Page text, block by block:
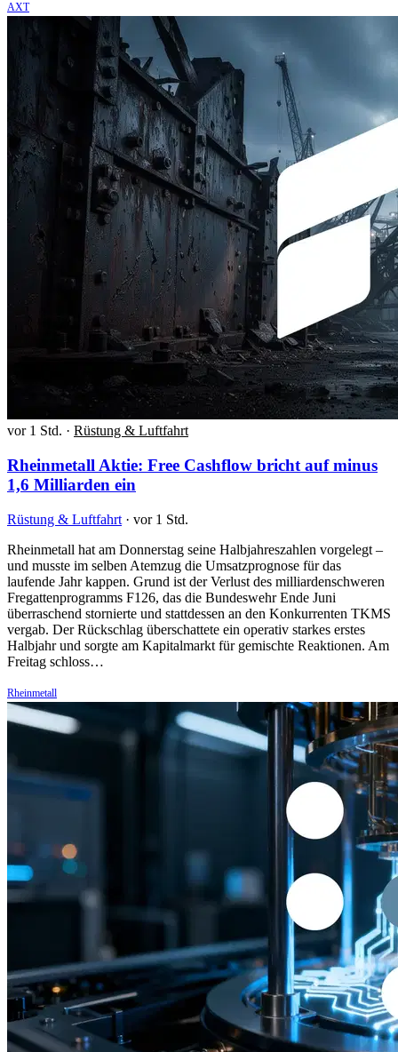
AXT
vor 1 Std. · Rüstung & Luftfahrt
Rheinmetall Aktie: Free Cashflow bricht auf minus
1,6 Milliarden ein
Rüstung & Luftfahrt · vor 1 Std.
Rheinmetall hat am Donnerstag seine Halbjahreszahlen vorgelegt –
und musste im selben Atemzug die Umsatzprognose für das
laufende Jahr kappen. Grund ist der Verlust des milliardenschweren
Fregattenprogramms F126, das die Bundeswehr Ende Juni
überraschend stornierte und stattdessen an den Konkurrenten TKMS
vergab. Der Rückschlag überschattete ein operativ starkes erstes
Halbjahr und sorgte am Kapitalmarkt für gemischte Reaktionen. Am
Freitag schloss…
Rheinmetall